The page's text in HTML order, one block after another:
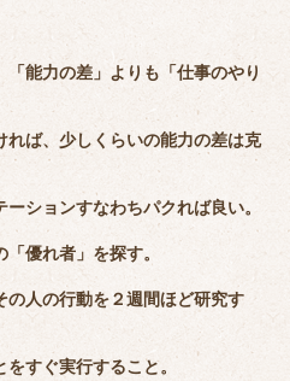
能力の差」よりも「仕事のやり
れば、少しくらいの能力の差は克
ションすなわちパクれば良い。
優れ者」を探す。
の人の行動を２週間ほど研究す
すぐ実行すること。